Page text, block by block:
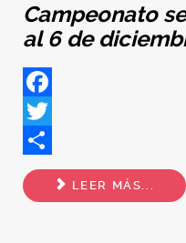
Campeonato
al 6 de
Facebook
Twitter
Share
LEER MÁS...